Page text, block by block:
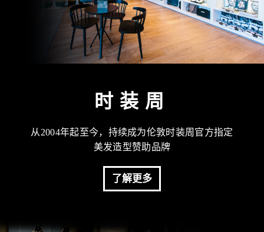
时装周
从2004年起至今，持续成为伦敦时装周官方指定
美发造型赞助品牌
了解更多